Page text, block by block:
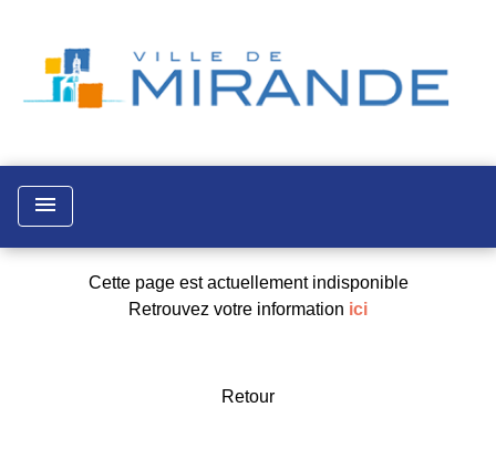
menu
Cette page est actuellement indisponible
Retrouvez votre information ici
Retour